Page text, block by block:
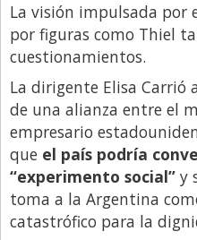
La visión impulsada por
por figuras como Thiel
cuestionamientos.
La dirigente Elisa Carrió
de una alianza entre el
empresario
que el país podría
“experimento social” y
toma a la Argentina
catastrófico para la